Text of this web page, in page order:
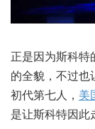
正是因为斯科
的全貌，不过
初代第七人， 美
是让斯科特因此